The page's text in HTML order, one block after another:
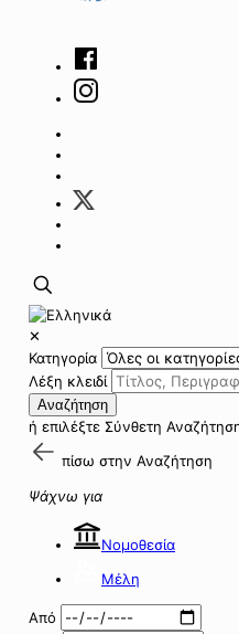
✕
Κατηγορία
Λέξη κλειδί
Αναζήτηση
ή επιλέξτε Σύνθετη
πίσω στην Αναζήτηση
Ψάχνω για
Νομοθεσία
Μέλη
Από